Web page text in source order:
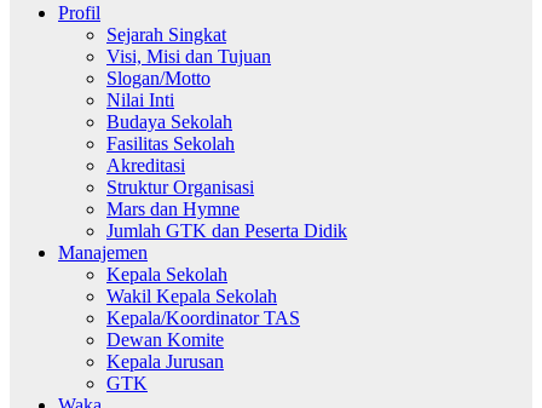
Profil
Sejarah Singkat
Visi, Misi dan Tujuan
Slogan/Motto
Nilai Inti
Budaya Sekolah
Fasilitas Sekolah
Akreditasi
Struktur Organisasi
Mars dan Hymne
Jumlah GTK dan Peserta Didik
Manajemen
Kepala Sekolah
Wakil Kepala Sekolah
Kepala/Koordinator TAS
Dewan Komite
Kepala Jurusan
GTK